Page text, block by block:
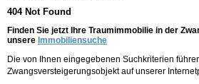
Frankfurt/Oder
am Main
Immobiliensuche
nach Kreis
nach Amtsgericht
404 Not Found
Finden Sie jetzt Ihre Traumimmobilie in der
unsere Immobiliensuche
Die von Ihnen eingegebenen Suchkriterien
Zwangsversteigerungsobjekt auf unserer